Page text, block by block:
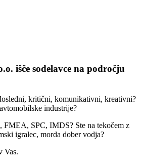
išče sodelavce na področju
kritični, komunikativni, kreativni?
industrije?
FMEA, SPC, IMDS? Ste na tekočem z
igralec, morda dober vodja?
Vas.